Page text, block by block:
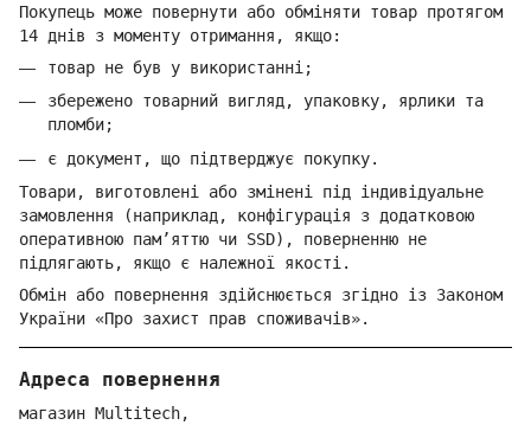
Покупець може повернути або обміняти товар протягом
14 днів з моменту отримання, якщо:
товар не був у використанні;
збережено товарний вигляд, упаковку, ярлики та
пломби;
є документ, що підтверджує покупку.
Товари, виготовлені або змінені під індивідуальне
замовлення (наприклад, конфігурація з додатковою
оперативною пам’яттю чи SSD), поверненню не
підлягають, якщо є належної якості.
Обмін або повернення здійснюється згідно із Законом
України «Про захист прав споживачів».
Адреса повернення
магазин Multitech,